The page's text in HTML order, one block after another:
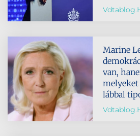
Marine
van,
melyeket
lábbal